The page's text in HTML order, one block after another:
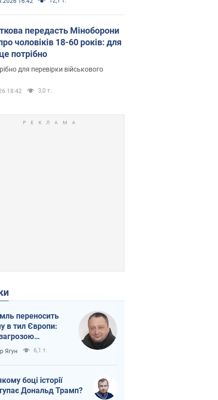
передасть Міноборони
чоловіків 18-60 років: для
потрібно
для перевірки військового
18:42 3,0 т.
переносить
в тил Європи:
логістика
Ягун 6,1 т.
боці історії
Дональд Трамп?